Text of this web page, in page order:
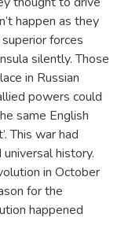
happen as they
forces
silently. Those
in Russian
powers could
same English
This war had
history.
in October
for the
happened